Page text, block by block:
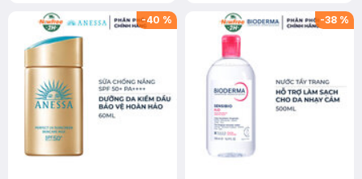
SPF 50+ 20ml (SL Có Hạn)
(SL có hạn)
-40 % -38 %